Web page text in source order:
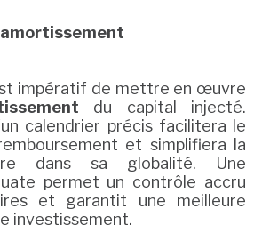
impératif de mettre en œuvre
du capital injecté.
calendrier précis facilitera le
et simplifiera la
dans sa globalité. Une
permet un contrôle accru
et garantit une meilleure
investissement.